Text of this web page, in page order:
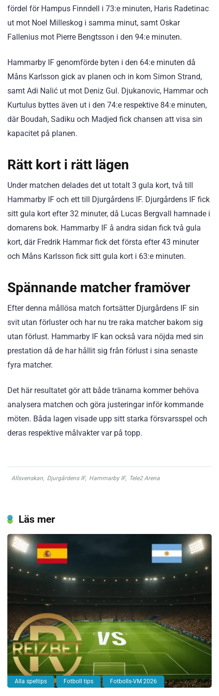
fördel för Hampus Finndell i 73:e minuten, Haris Radetinac
ut mot Noel Milleskog i samma minut, samt Oskar
Fallenius mot Pierre Bengtsson i den 94:e minuten.
Hammarby IF genomförde byten i den 64:e minuten då
Måns Karlsson gick av planen och in kom Simon Strand,
samt Adi Nalić ut mot Deniz Gul. Djukanovic, Hammar och
Kurtulus byttes även ut i den 74:e respektive 84:e minuten,
där Boudah, Sadiku och Madjed fick chansen att visa sin
kapacitet på planen.
Rätt kort i rätt lägen
Under matchen delades det ut totalt 3 gula kort, två till
Hammarby IF och ett till Djurgårdens IF. Djurgårdens IF fick
sitt gula kort efter 32 minuter, då Lucas Bergvall hamnade i
domarens bok. Hammarby IF å andra sidan fick två gula
kort, där Fredrik Hammar fick det första efter 43 minuter
och Måns Karlsson fick sitt gula kort i 63:e minuten.
Spännande matcher framöver
Efter denna mållösa match fortsätter Djurgårdens IF sin
svit utan förluster och har nu tre raka matcher bakom sig
utan förlust. Hammarby IF kan också vara nöjda med sin
prestation då de har hållit sig från förlust i sina senaste
fyra matcher.
Det här resultatet gör att både tränarna kommer behöva
analysera matchen och göra justeringar inför kommande
möten. Båda lagen visade upp sitt starka försvarsspel och
deras respektive målvakter var på topp.
Allsvenskan, Djurgårdens IF, Hammarby IF, Tele2 Arena
Läs mer
Alla speltips Fotboll tips Fotbolls-VM 2026